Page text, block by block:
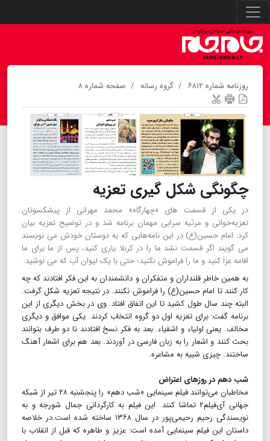
روزنامه شماره ۶۸۱۲ گروه رسانه صفحه شماره ۸
چگونگی شکل گیری تعزیه
در یکی از قسمت های «چهارگاه» محمد مهرانی از پیشکسوتان
تعزیه‌خوانی و مرثیه سرایی مهمان برنامه شد و در توضیح تعزیه بیان
کرد: امام حسین(ع) در این نامه‌هایی که به دوستان خودش می نویسند
می گویند اگر قسمت نشد ما را در کربلا یاری کنید، پس از ما برای ما
اقامه عزا کنید و ما را فراموش نکنید؛ حتی با یک لیوان آب که می نوشید.
به همین خاطر قلنداران و متفکران و دانشمندان به این فکر افتادند که چه
کار کنند تا امام حسین(ع) را فراموش نکنند. در نتیجه تعزیه شکل گرفت.
البته چند سال طول کشید تا این اتفاق افتاد. وی در بخش دیگری از این
برنامه گفت: برای تعزیه اول دو گروه انتخاب کردند. یکی موافق و دیگری
مخالف. یعنی اولیاء و اشقیاء. بعد به فکر نسخ افتادند تا دو طرف بتوانند
بحث کنند و اشعار را به زبان فارسی در آوردند. بعد هم برای اشعار آهنگ
ساختند. چیزی شبیه به مشاعره.
شب دهم در روزهای اعتراض
مخاطبان می‌توانند فیلم سینمایی «شب دهم» را پنجشنبه ۲۸ تیر از شبکه
جهانی آی‌فیلم۲ تماشا کنند. این فیلم به کارگردانی جمال شورجه و به
نویسندگی رحیم رحیمی‌پور در سال ۱۳۶۸ ساخته شده است.در خلاصه
داستان این فیلم سینمایی آمده است: عزیز و طاهره که قبل از انقلاب با